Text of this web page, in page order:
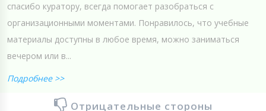
спасибо куратору, всегда помогает разобраться с
организационными моментами. Понравилось, что учебные
материалы доступны в любое время, можно заниматься
вечером или в...
Подробнее >>
Отрицательные стороны